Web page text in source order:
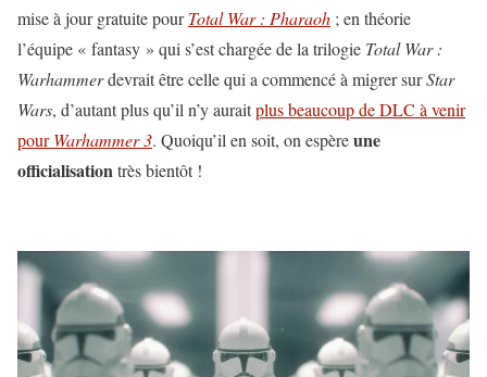
mise à jour gratuite pourTotal War : Pharaoh ; en théorie
l’équipe « fantasy » qui s’est chargée de la trilogie Total War :
Warhammerdevrait être celle qui a commencé à migrer surStar
Wars, d’autant plus qu’il n’y auraitplus beaucoup de DLC à venir
pourWarhammer 3. Quoiqu’il en soit, on espèreune
officialisationtrès bientôt !